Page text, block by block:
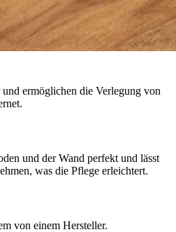
ermöglichen die Verlegung von
und der Wand perfekt und lässt
was die Pflege erleichtert.
von einem Hersteller.